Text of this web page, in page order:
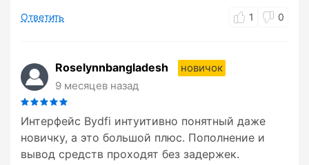
Ответить 1 0
Roselynnbangladesh
новичок
9 месяцев назад
Интерфейс Bydfi интуитивно понятный даже
новичку, а это большой плюс. Пополнение и
вывод средств проходят без задержек.